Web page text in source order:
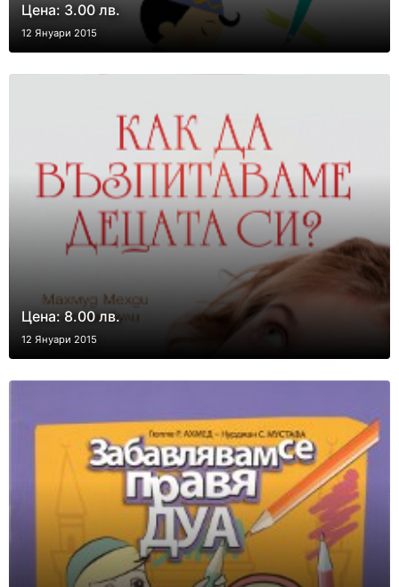
Цена: 3.00 лв.
12 Януари 2015
Цена: 8.00 лв.
12 Януари 2015